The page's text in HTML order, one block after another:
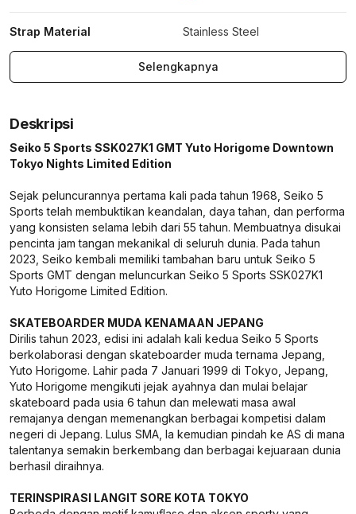
Strap Material Stainless Steel
Selengkapnya
Deskripsi
Seiko 5 Sports SSK027K1 GMT Yuto Horigome Downtown
Tokyo Nights Limited Edition
Sejak peluncurannya pertama kali pada tahun 1968, Seiko 5
Sports telah membuktikan keandalan, daya tahan, dan performa
yang konsisten selama lebih dari 55 tahun. Membuatnya disukai
pencinta jam tangan mekanikal di seluruh dunia. Pada tahun
2023, Seiko kembali memiliki tambahan baru untuk Seiko 5
Sports GMT dengan meluncurkan Seiko 5 Sports SSK027K1
Yuto Horigome Limited Edition.
SKATEBOARDER MUDA KENAMAAN JEPANG
Dirilis tahun 2023, edisi ini adalah kali kedua Seiko 5 Sports
berkolaborasi dengan skateboarder muda ternama Jepang,
Yuto Horigome. Lahir pada 7 Januari 1999 di Tokyo, Jepang,
Yuto Horigome mengikuti jejak ayahnya dan mulai belajar
skateboard pada usia 6 tahun dan melewati masa awal
remajanya dengan memenangkan berbagai kompetisi dalam
negeri di Jepang. Lulus SMA, Ia kemudian pindah ke AS di mana
talentanya semakin berkembang dan berbagai kejuaraan dunia
berhasil diraihnya.
TERINSPIRASI LANGIT SORE KOTA TOKYO